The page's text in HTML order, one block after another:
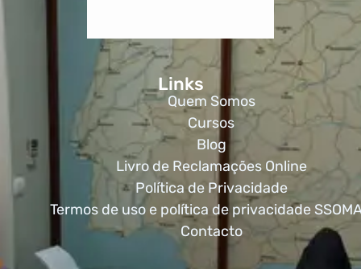
Links
Quem Somos
Cursos
Blog
Livro de Reclamações Online
Política de Privacidade
Termos de uso e política de privacidade
Contacto